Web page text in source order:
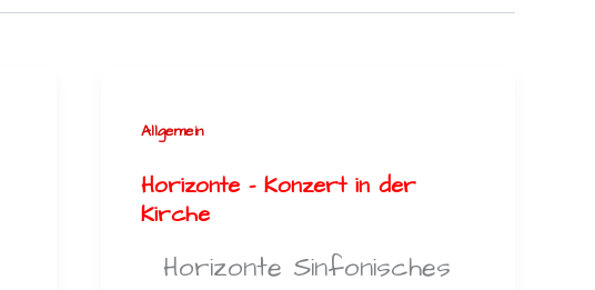
Allgemein
Horizonte – Konzert in der
Kirche
Horizonte Sinfonisches